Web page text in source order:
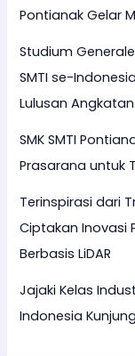
Pontianak Gelar
Studium
SMTI se-
Lulusan
SMK SMTI
Prasarana untuk
Terinspirasi dari
Ciptakan Inovasi
Berbasis LiDAR
Jajaki Kelas
Indonesia